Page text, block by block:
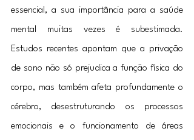
essencial, a sua importância para a saúde
mental muitas vezes é subestimada.
Estudos recentes apontam que a privação
de sono não só prejudica a função física do
corpo, mas também afeta profundamente o
cérebro, desestruturando os processos
emocionais e o funcionamento de áreas